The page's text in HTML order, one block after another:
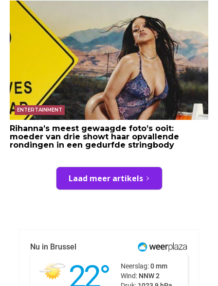
ENTERTAINMENT
Rihanna’s meest gewaagde foto’s ooit:
moeder van drie showt haar opvallende
rondingen in een gedurfde stringbody
Laad meer artikels